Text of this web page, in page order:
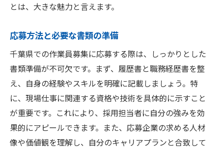
とは、大きな魅力と言えます。
応募方法と必要な書類の準備
千葉県での作業員募集に応募する際は、しっかりとした
書類準備が不可欠です。まず、履歴書と職務経歴書を整
え、自身の経験やスキルを明確に記載しましょう。特
に、現場仕事に関連する資格や技術を具体的に示すこと
が重要です。これにより、採用担当者に自分の強みを効
果的にアピールできます。また、応募企業の求める人材
像や価値観を理解し、自分のキャリアプランと合致して